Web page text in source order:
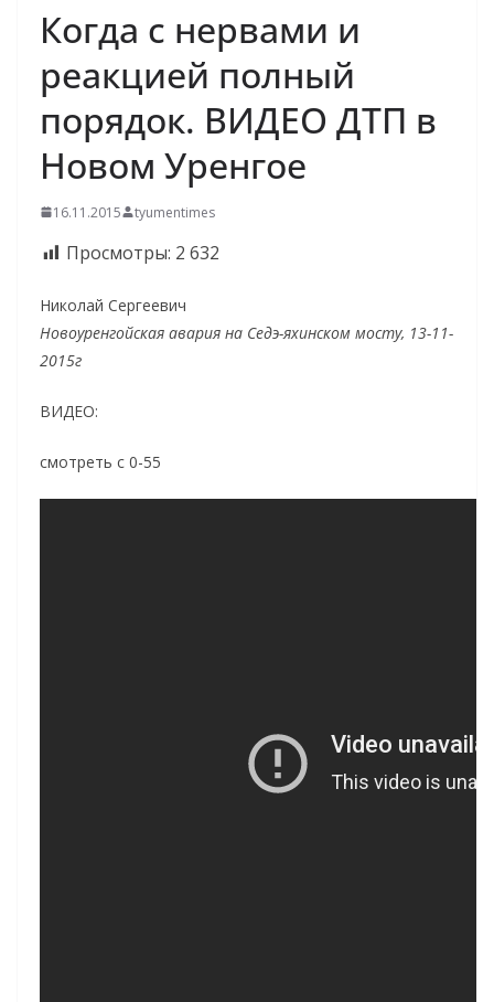
Когда с нервами и
реакцией полный
порядок. ВИДЕО ДТП в
Новом Уренгое
16.11.2015 tyumentimes
Просмотры: 2 632
Николай Сергеевич
Новоуренгойская авария на Седэ-яхинском мосту, 13-11-
2015г
ВИДЕО:
смотреть с 0-55